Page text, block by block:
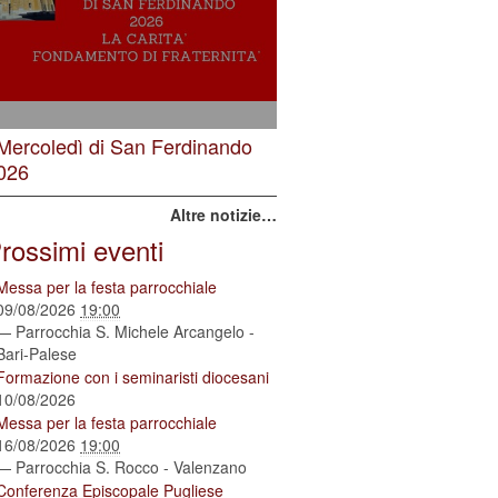
di San Ferdinando
Altre notizie…
eventi
per la festa parrocchiale
08/2026 19:00
Parrocchia S. Michele Arcangelo -
Palese
con i seminaristi diocesani
08/2026
per la festa parrocchiale
08/2026 19:00
Parrocchia S. Rocco - Valenzano
Episcopale Pugliese